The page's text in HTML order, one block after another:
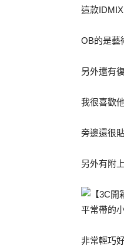
這款
OB的是藝
另外還有
我很喜歡
旁邊還很
另外有附
平常帶的
非常輕巧